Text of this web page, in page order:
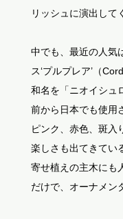
リッシュに演出して
中でも、最近の人気
ス‘プルプレア’（
和名を「ニオイシュ
前から日本でも使用
ピンク、赤色、斑入
楽しさも出てきてい
寄せ植えの主木にも
だけで、オーナメン